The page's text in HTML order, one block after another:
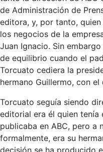
de Administración de
editora, y, por tanto,
los negocios de la
Juan Ignacio. Sin
de equilibrio cuando el
Torcuato cediera la
hermano Guillermo, con
Torcuato seguía siendo
editorial era él quien
publicaba en ABC, pero a
formalmente, era su
decisión se ha producido